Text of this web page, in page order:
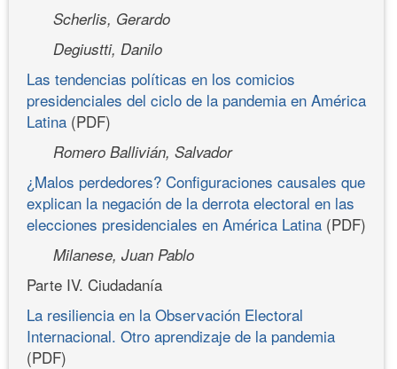
Scherlis, Gerardo
Degiustti, Danilo
Las tendencias políticas en los comicios
presidenciales del ciclo de la pandemia en América
Latina (PDF)
Romero Ballivián, Salvador
¿Malos perdedores? Configuraciones causales que
explican la negación de la derrota electoral en las
elecciones presidenciales en América Latina (PDF)
Milanese, Juan Pablo
Parte IV. Ciudadanía
La resiliencia en la Observación Electoral
Internacional. Otro aprendizaje de la pandemia
(PDF)